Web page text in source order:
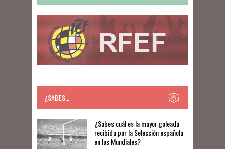
¿SABES…
​​¿Sabes cuál es la mayor goleada
recibida por la Selección española
en los Mundiales?